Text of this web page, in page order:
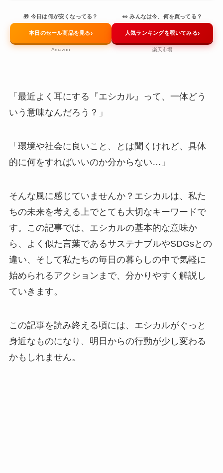
🎁 今日は何が安くなってる？
本日のセール商品を見る›
Amazon
👀 みんなは今、何を買ってる？
人気ランキングを覗いてみる›
楽天市場
「最近よく耳にする『エシカル』って、一体どう
いう意味なんだろう？」
「環境や社会に良いこと、とは聞くけれど、具体
的に何をすればいいのか分からない…」
そんな風に感じていませんか？エシカルは、私た
ちの未来を考える上でとても大切なキーワードで
す。この記事では、エシカルの基本的な意味か
ら、よく似た言葉であるサステナブルやSDGsとの
違い、そして私たちの毎日の暮らしの中で気軽に
始められるアクションまで、分かりやすく解説し
ていきます。
この記事を読み終える頃には、エシカルがぐっと
身近なものになり、明日からの行動が少し変わる
かもしれません。